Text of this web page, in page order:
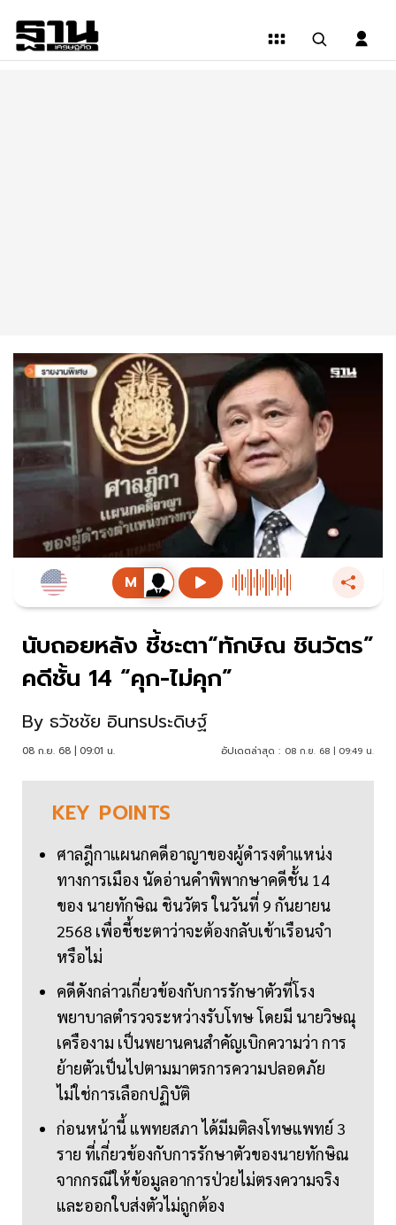
นับถอยหลัง ชี้ชะตา“ทักษิณ ชินวัตร”
คดีชั้น 14 “คุก-ไม่คุก”
By ธวัชชัย อินทรประดิษฐ์
08 ก.ย. 68 | 09:01 น. อัปเดตล่าสุด : 08 ก.ย. 68 | 09:49 น.
KEY POINTS
ศาลฎีกาแผนกคดีอาญาของผู้ดำรงตำแหน่ง
ทางการเมือง นัดอ่านคำพิพากษาคดีชั้น 14
ของ นายทักษิณ ชินวัตร ในวันที่ 9 กันยายน
2568 เพื่อชี้ชะตาว่าจะต้องกลับเข้าเรือนจำ
หรือไม่
คดีดังกล่าวเกี่ยวข้องกับการรักษาตัวที่โรง
พยาบาลตำรวจระหว่างรับโทษ โดยมี นายวิษณุ
เครืองาม เป็นพยานคนสำคัญเบิกความว่า การ
ย้ายตัวเป็นไปตามมาตรการความปลอดภัย
ไม่ใช่การเลือกปฏิบัติ
ก่อนหน้านี้ แพทยสภา ได้มีมติลงโทษแพทย์ 3
ราย ที่เกี่ยวข้องกับการรักษาตัวของนายทักษิณ
จากกรณีให้ข้อมูลอาการป่วยไม่ตรงความจริง
และออกใบส่งตัวไม่ถูกต้อง